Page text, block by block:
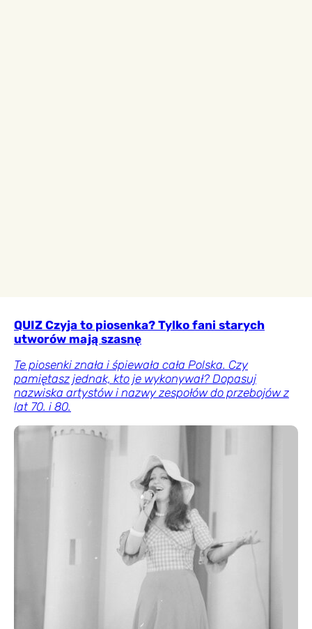
QUIZ Czyja to piosenka? Tylko fani starych
utworów mają szasnę
Te piosenki znała i śpiewała cała Polska. Czy
pamiętasz jednak, kto je wykonywał? Dopasuj
nazwiska artystów i nazwy zespołów do przebojów z
lat 70. i 80.